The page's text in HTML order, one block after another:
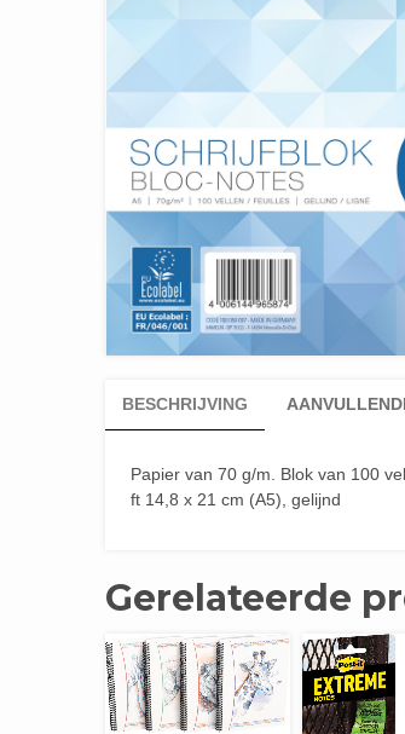
BESCHRIJVING
Papier van 70 g/m. Blok van 100
ft 14,8 x 21 cm (A5), gelijnd
Gerelateerde